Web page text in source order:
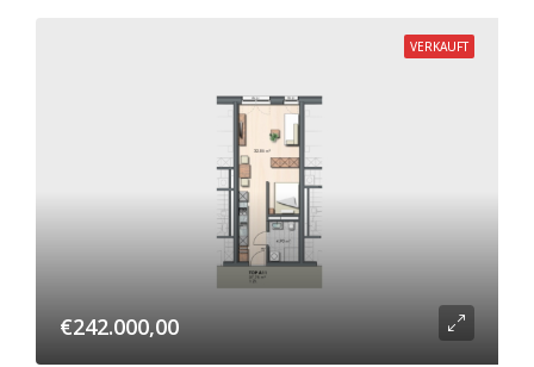
VERKAUFT
€242.000,00